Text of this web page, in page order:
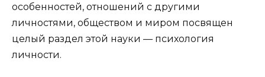
особенностей, отношений с другими
личностями, обществом и миром посвящен
целый раздел этой науки — психология
личности.